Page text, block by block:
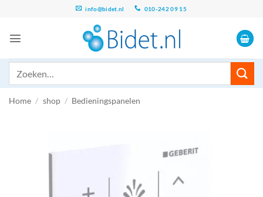
inhoud
info@bidet.nl 010-242 09 15
Home / shop / Bedieningspanelen